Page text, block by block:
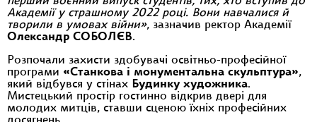
Академії у страшному 2022 році. Вони навчалися й
творили в умовах війни», зазначив ректор Академії
Олександр СОБОЛЄВ.
Розпочали захисти здобувачі освітньо-професійної
програми «Станкова і монументальна скульптура»,
який відбувся у стінах Будинку художника.
Мистецький простір гостинно відкрив двері для
молодих митців, ставши сценою їхніх професійних